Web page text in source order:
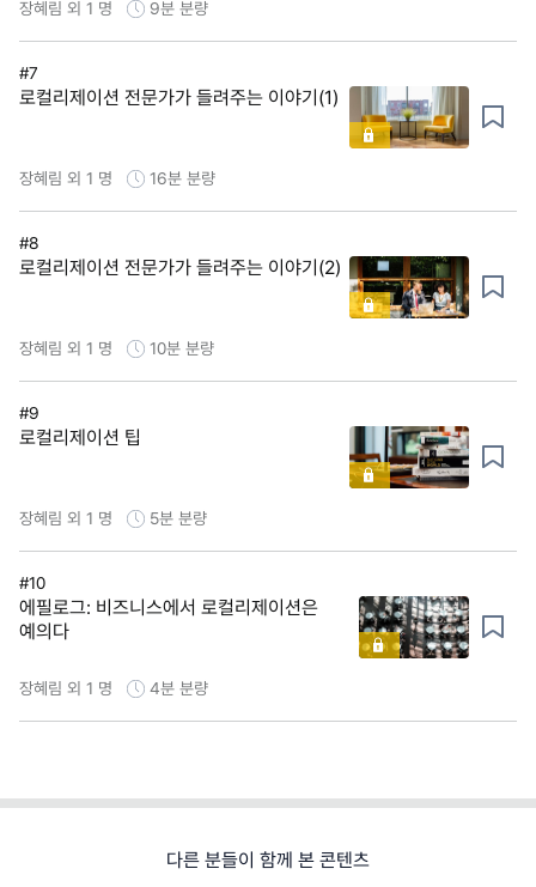
장혜림 외 1 명 9분 분량
#7
로컬리제이션 전문가가 들려주는 이야기(1)
장혜림 외 1 명 16분 분량
#8
로컬리제이션 전문가가 들려주는 이야기(2)
장혜림 외 1 명 10분 분량
#9
로컬리제이션 팁
장혜림 외 1 명 5분 분량
#10
에필로그: 비즈니스에서 로컬리제이션은
예의다
장혜림 외 1 명 4분 분량
다른 분들이 함께 본 콘텐츠